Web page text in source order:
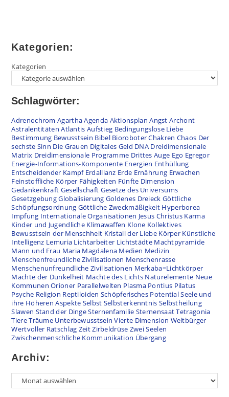
Kategorien:
Kategorien
Schlagwörter:
Adrenochrom AgarthaAgenda Aktionsplan Angst Archont
Astralentitäten Atlantis Aufstieg Bedingungslose Liebe
Bestimmung Bewusstsein Bibel BioroboterChakren Chaos Der
sechste Sinn Die Grauen Digitales Geld DNA Dreidimensionale
Matrix Dreidimensionale Programme Drittes Auge Ego Egregor
Energie-Informations-Komponente Energien Enthüllung
Entscheidender Kampf Erdallianz Erde Ernährung Erwachen
Feinstoffliche Körper Fähigkeiten Fünfte Dimension
Gedankenkraft Gesellschaft Gesetze des Universums
GesetzgebungGlobalisierung Goldenes Dreieck Göttliche
Schöpfungsordnung Göttliche Zweckmäßigkeit Hyperborea
Impfung Internationale Organisationen Jesus Christus Karma
Kinder und Jugendliche Klimawaffen Klone Kollektives
Bewusstsein der Menschheit Kristall der Liebe Körper Künstliche
Intelligenz Lemuria Lichtarbeiter Lichtstädte Machtpyramide
Mann und Frau Maria Magdalena Medien Medizin
Menschenfreundliche Zivilisationen Menschenrasse
Menschenunfreundliche Zivilisationen Merkaba=Lichtkörper
Mächte der Dunkelheit Mächte des Lichts Naturelemente Neue
Kommunen Orioner Parallelwelten Plasma Pontius Pilatus
Psyche Religion Reptiloiden Schöpferisches PotentialSeele und
ihre Höheren Aspekte Selbst Selbsterkenntnis Selbstheilung
Slawen Stand der DingeSternenfamilie SternensaatTetragonia
TiereTräume Unterbewusstsein Vierte Dimension Weltbürger
Wertvoller Ratschlag ZeitZirbeldrüse Zwei Seelen
Zwischenmenschliche Kommunikation Übergang
Archiv: